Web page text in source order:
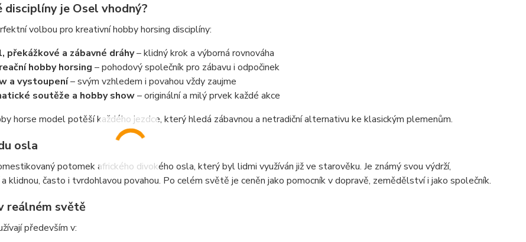
disciplíny je Osel vhodný?
volbou pro kreativní hobby horsing disciplíny:
překážkové a zábavné dráhy– klidný krok a výborná rovnováha
hobby horsing – pohodový společník pro zábavu i odpočinek
a vystoupení– svým vzhledem i povahou vždy zaujme
soutěže a hobby show– originální a milý prvek každé akce
horse model potěší každého jezdce, který hledá zábavnou a netradiční alternativu ke klasickým plemenům.
osla
potomek afrického divokého osla, který byl lidmi využíván již ve starověku. Je známý svou výdrží,
klidnou, často i tvrdohlavou povahou. Po celém světě je ceněn jako pomocník v dopravě, zemědělství i jako společník.
reálném světě
především v: